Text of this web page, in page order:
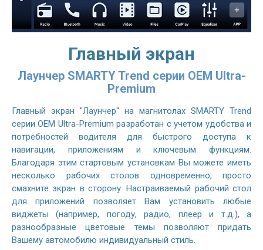
Главный экран
Лаунчер SMARTY Trend серии OEM Ultra-
Premium
Главный экран "Лаунчер" на магнитолах SMARTY Trend
серии OEM Ultra-Premium разработан с учетом удобства и
потребностей водителя для быстрого доступа к
навигации, приложениям и ключевым функциям.
Благодаря этим стартовым установкам Вы можете иметь
несколько рабочих столов одновременно, просто
смахните экран в сторону. Настраиваемый рабочий стол
для приложений позволяет Вам установить любые
виджеты (например, погоду, радио, плеер и т.д.), а
разнообразные цветовые темы позволяют придать
Вашему автомобилю индивидуальный стиль.